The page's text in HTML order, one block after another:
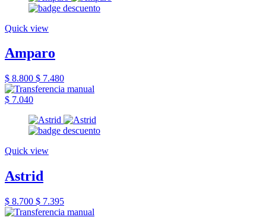
Quick view
Amparo
$ 8.800 $ 7.480
$ 7.040
Quick view
Astrid
$ 8.700 $ 7.395